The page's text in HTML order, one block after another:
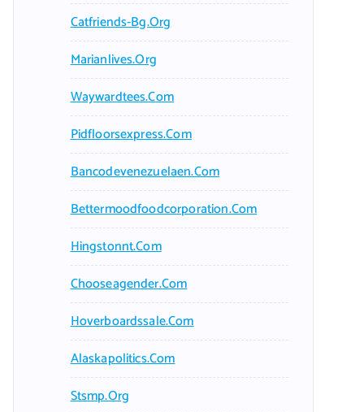
Catfriends-Bg.org
Marianlives.org
Waywardtees.com
Pidfloorsexpress.com
Bancodevenezuelaen.com
Bettermoodfoodcorporation.com
Hingstonnt.com
Chooseagender.com
Hoverboardssale.com
Alaskapolitics.com
Stsmp.org